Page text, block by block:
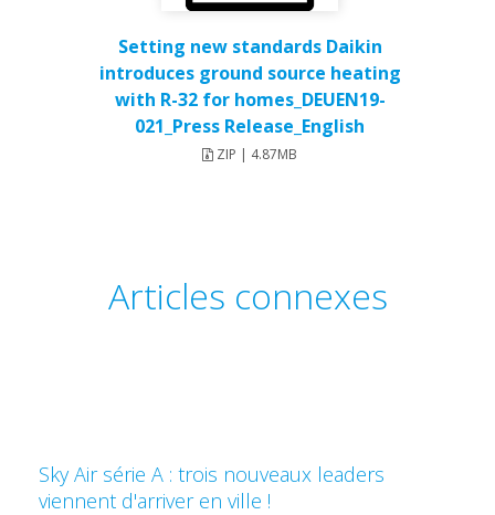
Setting new standards Daikin
introduces ground source heating
with R-32 for homes_DEUEN19-
021_Press Release_English
ZIP | 4.87MB
Articles connexes
Sky Air série A : trois nouveaux leaders
viennent d'arriver en ville !